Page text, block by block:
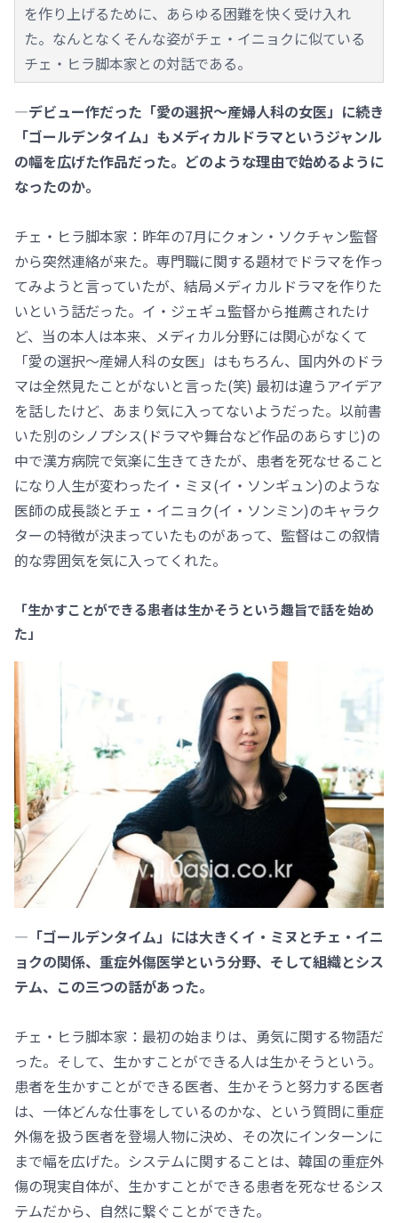
を作り上げるために、あらゆる困難を快く受け入れ
た。なんとなくそんな姿がチェ・イニョクに似ている
チェ・ヒラ脚本家との対話である。
―デビュー作だった「愛の選択～産婦人科の女医」に続き
「ゴールデンタイム」もメディカルドラマというジャンル
の幅を広げた作品だった。どのような理由で始めるように
なったのか。
チェ・ヒラ脚本家：昨年の7月にクォン・ソクチャン監督
から突然連絡が来た。専門職に関する題材でドラマを作っ
てみようと言っていたが、結局メディカルドラマを作りた
いという話だった。イ・ジェギュ監督から推薦されたけ
ど、当の本人は本来、メディカル分野には関心がなくて
「愛の選択～産婦人科の女医」はもちろん、国内外のドラ
マは全然見たことがないと言った(笑) 最初は違うアイデア
を話したけど、あまり気に入ってないようだった。以前書
いた別のシノプシス(ドラマや舞台など作品のあらすじ)の
中で漢方病院で気楽に生きてきたが、患者を死なせること
になり人生が変わったイ・ミヌ(イ・ソンギュン)のような
医師の成長談とチェ・イニョク(イ・ソンミン)のキャラク
ターの特徴が決まっていたものがあって、監督はこの叙情
的な雰囲気を気に入ってくれた。
「生かすことができる患者は生かそうという趣旨で話を始め
た」
―「ゴールデンタイム」には大きくイ・ミヌとチェ・イニ
ョクの関係、重症外傷医学という分野、そして組織とシス
テム、この三つの話があった。
チェ・ヒラ脚本家：最初の始まりは、勇気に関する物語だ
った。そして、生かすことができる人は生かそうという。
患者を生かすことができる医者、生かそうと努力する医者
は、一体どんな仕事をしているのかな、という質問に重症
外傷を扱う医者を登場人物に決め、その次にインターンに
まで幅を広げた。システムに関することは、韓国の重症外
傷の現実自体が、生かすことができる患者を死なせるシス
テムだから、自然に繋ぐことができた。